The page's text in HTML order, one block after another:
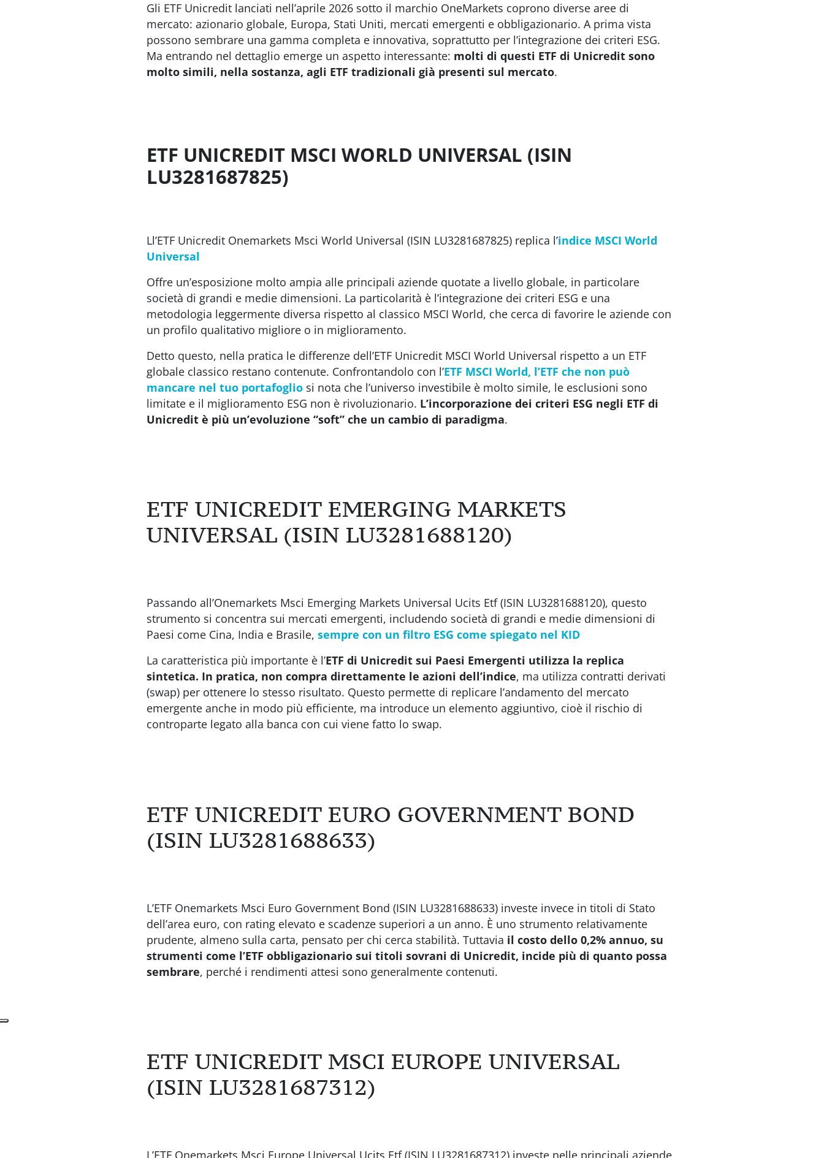
Gli ETF Unicredit lanciati nell’aprile 2026 sotto il marchio OneMarkets coprono diverse aree di
mercato: azionario globale, Europa, Stati Uniti, mercati emergenti e obbligazionario. A prima vista
possono sembrare una gamma completa e innovativa, soprattutto per l’integrazione dei criteri ESG.
Ma entrando nel dettaglio emerge un aspetto interessante: molti di questi ETF di Unicredit sono
molto simili, nella sostanza, agli ETF tradizionali già presenti sul mercato.
ETF UNICREDIT MSCI WORLD UNIVERSAL (ISIN
LU3281687825)
Ll’ETF Unicredit Onemarkets Msci World Universal (ISIN LU3281687825) replica l’indice MSCI World
Universal
Offre un’esposizione molto ampia alle principali aziende quotate a livello globale, in particolare
società di grandi e medie dimensioni. La particolarità è l’integrazione dei criteri ESG e una
metodologia leggermente diversa rispetto al classico MSCI World, che cerca di favorire le aziende con
un profilo qualitativo migliore o in miglioramento.
Detto questo, nella pratica le differenze dell’ETF Unicredit MSCI World Universal rispetto a un ETF
globale classico restano contenute. Confrontandolo con l’ETF MSCI World, l’ETF che non può
mancare nel tuo portafoglio si nota che l’universo investibile è molto simile, le esclusioni sono
limitate e il miglioramento ESG non è rivoluzionario. L’incorporazione dei criteri ESG negli ETF di
Unicredit è più un’evoluzione “soft” che un cambio di paradigma.
ETF UNICREDIT EMERGING MARKETS
UNIVERSAL (ISIN LU3281688120)
Passando all’Onemarkets Msci Emerging Markets Universal Ucits Etf (ISIN LU3281688120), questo
strumento si concentra sui mercati emergenti, includendo società di grandi e medie dimensioni di
Paesi come Cina, India e Brasile, sempre con un filtro ESG come spiegato nel KID
La caratteristica più importante è l’ETF di Unicredit sui Paesi Emergenti utilizza la replica
sintetica. In pratica, non compra direttamente le azioni dell’indice, ma utilizza contratti derivati
(swap) per ottenere lo stesso risultato. Questo permette di replicare l’andamento del mercato
emergente anche in modo più efficiente, ma introduce un elemento aggiuntivo, cioè il rischio di
controparte legato alla banca con cui viene fatto lo swap.
ETF UNICREDIT EURO GOVERNMENT BOND
(ISIN LU3281688633)
L’ETF Onemarkets Msci Euro Government Bond (ISIN LU3281688633) investe invece in titoli di Stato
dell’area euro, con rating elevato e scadenze superiori a un anno. È uno strumento relativamente
prudente, almeno sulla carta, pensato per chi cerca stabilità. Tuttavia il costo dello 0,2% annuo, su
strumenti come l’ETF obbligazionario sui titoli sovrani di Unicredit, incide più di quanto possa
sembrare, perché i rendimenti attesi sono generalmente contenuti.
ETF UNICREDIT MSCI EUROPE UNIVERSAL
(ISIN LU3281687312)